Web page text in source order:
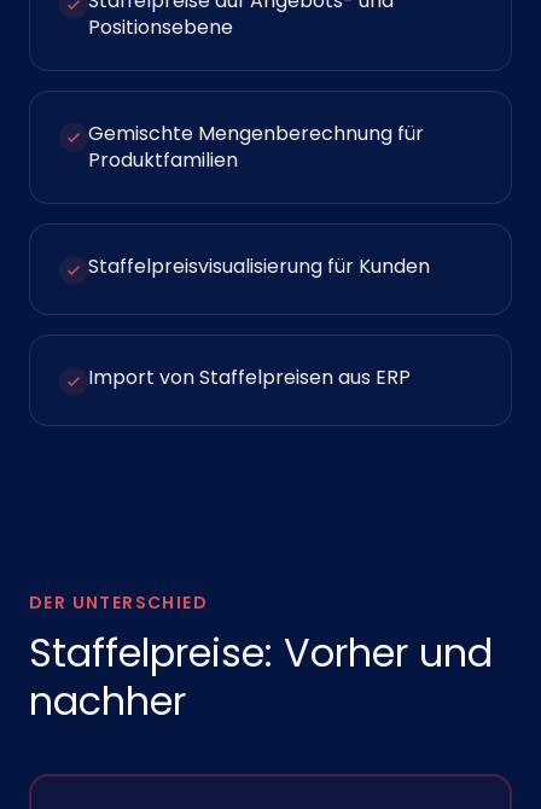
Positionsebene
Gemischte Mengenberechnung für
Produktfamilien
Staffelpreisvisualisierung für Kunden
Import von Staffelpreisen aus ERP
DER UNTERSCHIED
Staffelpreise: Vorher und
nachher